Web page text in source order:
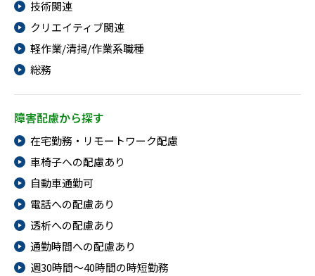
技術関連
クリエイティブ関連
軽作業/清掃/作業系職種
総務
障害配慮から探す
在宅勤務・リモートワーク配慮
車椅子への配慮あり
自動車通勤可
電話への配慮あり
透析への配慮あり
通勤時間への配慮あり
週30時間～40時間の時短勤務